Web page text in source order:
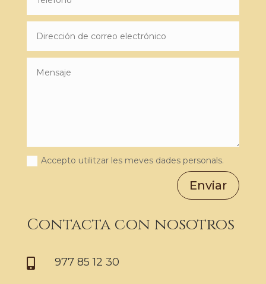
Accepto utilitzar les meves dades personals.
Enviar
Contacta con nosotros
 977 85 12 30